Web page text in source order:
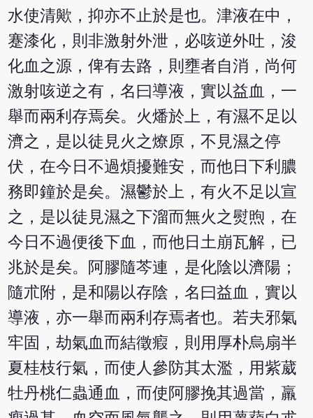
水使清歟，抑亦不止於是也。津液在中，
蹇漆化，則非激射外泄，必咳逆外吐，浚
化血之源，俾有去路，則壅者自消，尚何
激射咳逆之有，名曰導液，實以益血，一
舉而兩利存焉矣。火燔於上，有濕不足以
濟之，是以徒見火之燎原，不見濕之停
伏，在今日不過煩擾難安，而他日下利膿
務即鐘於是矣。濕鬱於上，有火不足以宣
之，是以徒見濕之下溜而無火之熨煦，在
今日不過便後下血，而他日土崩瓦解，已
兆於是矣。阿膠隨芩連，是化陰以濟陽；
隨朮附，是和陽以存陰，名曰益血，實以
導液，亦一舉而兩利存焉者也。若夫邪氣
牢固，劫氣血而結徵瘕，則用厚朴烏扇半
夏桂枝行氣，而使人參防其太濫，用紫葳
牡丹桃仁蟲通血，而使阿膠挽其過當，羸